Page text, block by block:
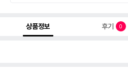
상품정보 후기 0